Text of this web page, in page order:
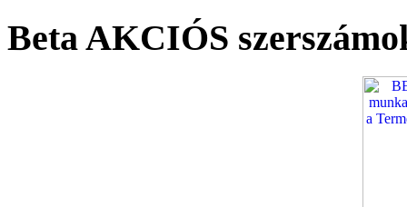
Beta AKCIÓS